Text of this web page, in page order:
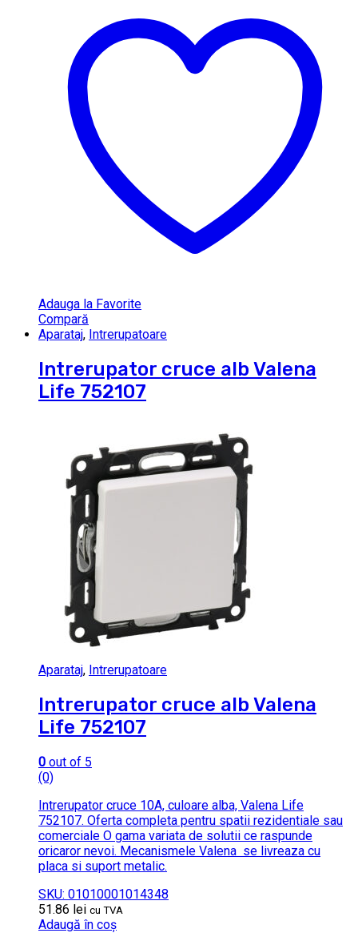
Adauga la Favorite
Compară
Aparataj, Intrerupatoare
Intrerupator cruce alb Valena
Life 752107
Aparataj, Intrerupatoare
Intrerupator cruce alb Valena
Life 752107
0 out of 5
(0)
Intrerupator cruce 10A, culoare alba, Valena Life
752107. Oferta completa pentru spatii rezidentiale sau
comerciale O gama variata de solutii ce raspunde
oricaror nevoi. Mecanismele Valena se livreaza cu
placa si suport metalic.
SKU: 01010001014348
51.86 lei cu TVA
Adaugă în coș